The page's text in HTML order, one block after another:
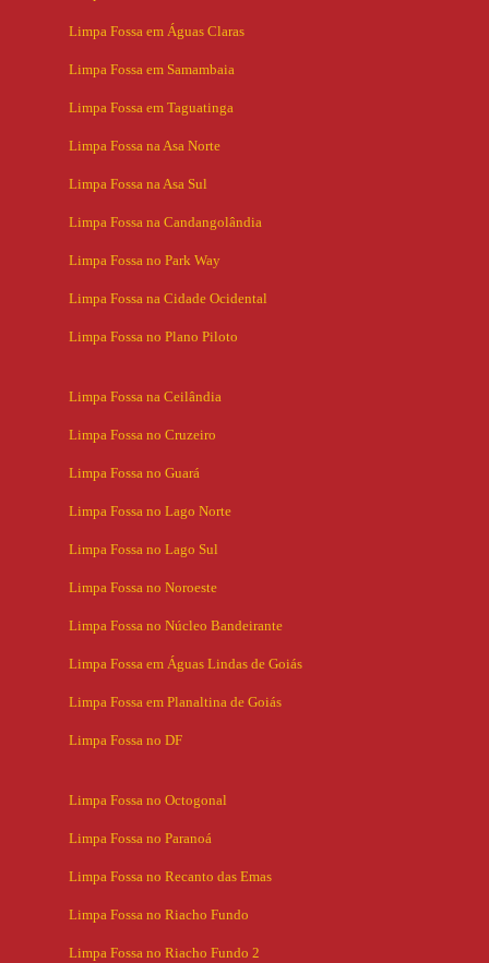
Limpa Fossa em Águas Claras
Limpa Fossa em Samambaia
Limpa Fossa em Taguatinga
Limpa Fossa na Asa Norte
Limpa Fossa na Asa Sul
Limpa Fossa na Candangolândia
Limpa Fossa no Park Way
Limpa Fossa na Cidade Ocidental
Limpa Fossa no Plano Piloto
Limpa Fossa na Ceilândia
Limpa Fossa no Cruzeiro
Limpa Fossa no Guará
Limpa Fossa no Lago Norte
Limpa Fossa no Lago Sul
Limpa Fossa no Noroeste
Limpa Fossa no Núcleo Bandeirante
Limpa Fossa em Águas Lindas de Goiás
Limpa Fossa em Planaltina de Goiás
Limpa Fossa no DF
Limpa Fossa no Octogonal
Limpa Fossa no Paranoá
Limpa Fossa no Recanto das Emas
Limpa Fossa no Riacho Fundo
Limpa Fossa no Riacho Fundo 2